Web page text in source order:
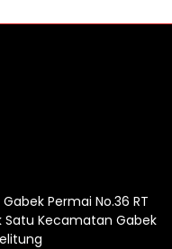
Permai No.36 RT
Satu Kecamatan Gabek